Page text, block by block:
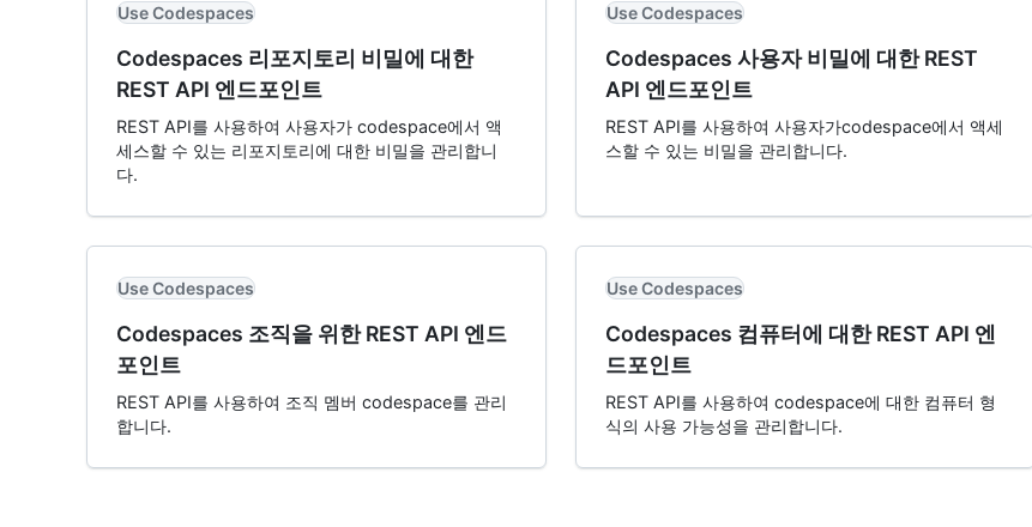
Use Codespaces
Codespaces 리포지토리 비밀에 대한
REST API 엔드포인트
REST API를 사용하여 사용자가 codespace에서 액
세스할 수 있는 리포지토리에 대한 비밀을 관리합니
다.
Use Codespaces
Codespaces 사용자 비밀에 대한 REST
API 엔드포인트
REST API를 사용하여 사용자가codespace에서 액세
스할 수 있는 비밀을 관리합니다.
Use Codespaces
Codespaces 조직을 위한 REST API 엔드
포인트
REST API를 사용하여 조직 멤버 codespace를 관리
합니다.
Use Codespaces
Codespaces 컴퓨터에 대한 REST API 엔
드포인트
REST API를 사용하여 codespace에 대한 컴퓨터 형
식의 사용 가능성을 관리합니다.